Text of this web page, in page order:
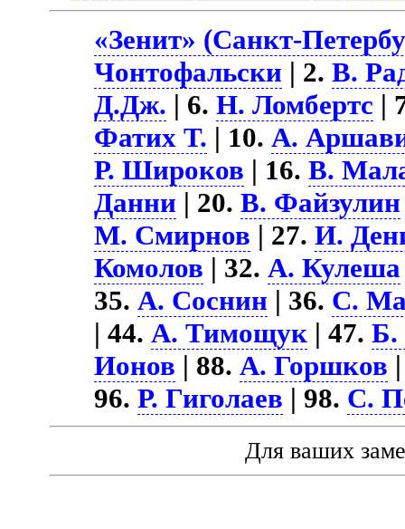
«Зенит» (Санкт-
Чонтофальски | 2.В.
Д.Дж. | 6.Н. Ломбертс |
Фатих Т. | 10.А.
Р. Широков | 16.В.
Данни | 20.В. Файзулин
М. Смирнов | 27.И.
Комолов | 32.А. Кулеша
35.А. Соснин | 36. С.
| 44.А. Тимощук | 47.Б.
Ионов | 88.А. Горшков
96.Р. Гиголаев | 98. С.
Для ваших